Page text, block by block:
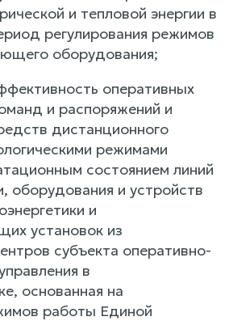
и тепловой энергии в
регулирования режимов
оборудования;
оперативных
и распоряжений и
дистанционного
режимами
состоянием линий
оборудования и устройств
и
установок из
субъекта оперативно-
в
основанная на
работы Единой